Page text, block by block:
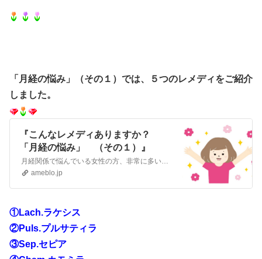
「月経の悩み」（その１）では、５つのレメディをご紹介
しました。
『こんなレメディありますか？
「月経の悩み」 （その１）』
月経関係で悩んでいる女性の方、非常に多いことと思います。 昔と比べて出産経験が少ない現代女性は、生涯に起こる月経回数も格段に多くなっています。 痛みを抑え…
ameblo.jp
①Lach.ラケシス
②Puls.プルサティラ
③Sep.セピア